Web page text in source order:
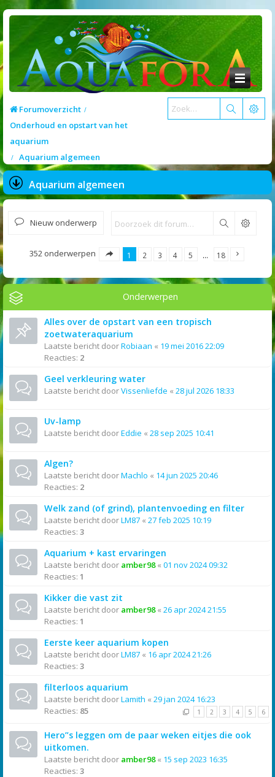
Forumoverzicht
Onderhoud en opstart van het
aquarium
Aquarium algemeen
Aquarium algemeen
Nieuw onderwerp Zoek
352 onderwerpen 1 2 3 4 5 … 18
Onderwerpen
Alles over de opstart van een tropisch
zoetwateraquarium
Laatste bericht doorRobiaan « 19 mei 2016 22:09
Reacties: 2
Geel verkleuring water
Laatste bericht doorVissenliefde « 28 jul 2026 18:33
Uv-lamp
Laatste bericht doorEddie « 28 sep 2025 10:41
Algen?
Laatste bericht doorMachlo « 14 jun 2025 20:46
Reacties: 2
Welk zand (of grind), plantenvoeding en filter
Laatste bericht doorLM87 « 27 feb 2025 10:19
Reacties: 3
Aquarium + kast ervaringen
Laatste bericht door amber98« 01 nov 2024 09:32
Reacties: 1
Kikker die vast zit
Laatste bericht door amber98« 26 apr 2024 21:55
Reacties: 1
Eerste keer aquarium kopen
Laatste bericht doorLM87 « 16 apr 2024 21:26
Reacties: 3
filterloos aquarium
Laatste bericht doorLamith « 29 jan 2024 16:23
Reacties: 85 1 2 3 4 5 6
Hero”s leggen om de paar weken eitjes die ook
uitkomen.
Laatste bericht door amber98« 15 sep 2023 16:35
Reacties: 3